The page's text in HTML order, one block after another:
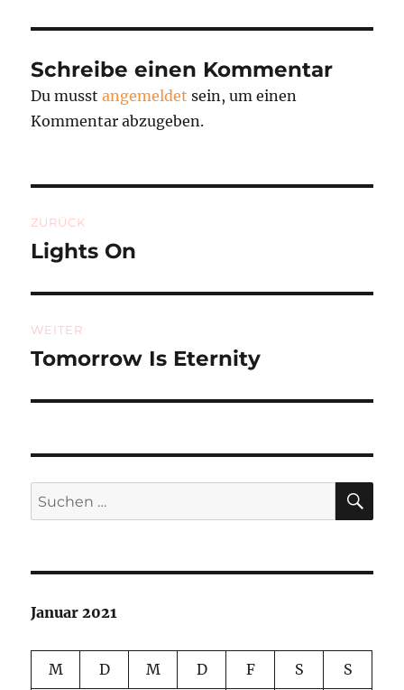
Schreibe einen Kommentar
Du musstangemeldet sein, um einen
Kommentar abzugeben.
ZURÜCK
Vorheriger
Lights On
WEITER
Nächster
Tomorrow Is Eternity
Suchen
nach:
Januar 2021
M D M D F S S